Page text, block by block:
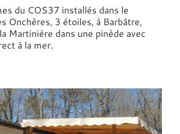
du COS37 installés dans le
Onchères, 3 étoiles, à Barbâtre,
Martinière dans une pinède avec
à la mer.